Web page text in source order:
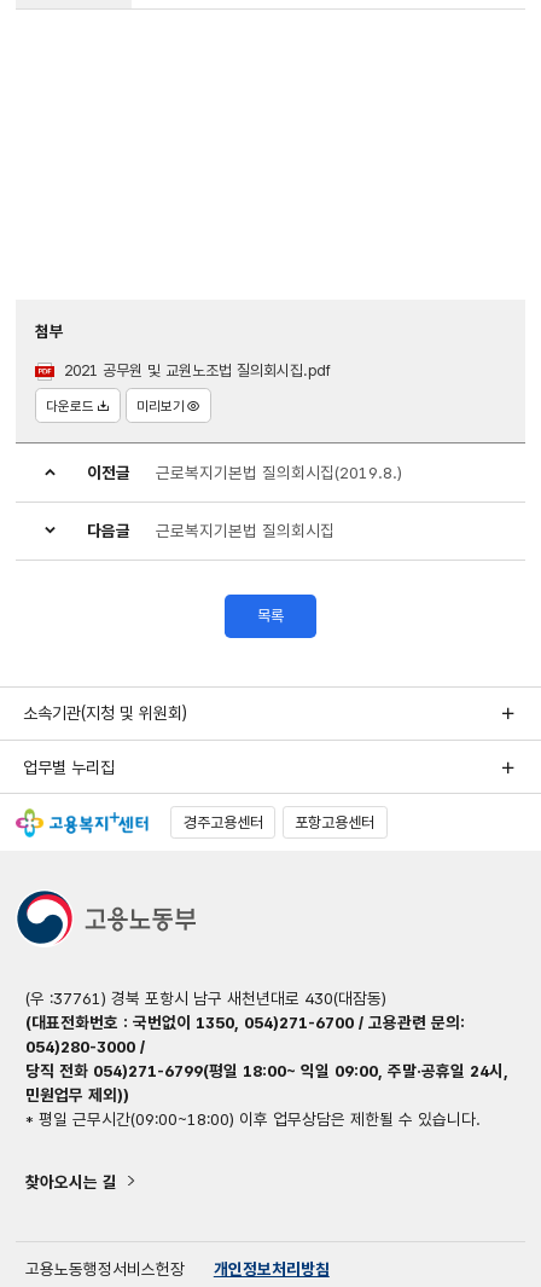
첨부
2021 공무원 및 교원노조법 질의회시집.pdf
다운로드 미리보기
이전글 근로복지기본법 질의회시집(2019.8.)
다음글 근로복지기본법 질의회시집
목록
소속기관(지청 및 위원회)
업무별 누리집
경주고용센터 포항고용센터
(우 :37761) 경북 포항시 남구 새천년대로 430(대잠동)
(대표전화번호 : 국번없이 1350, 054)271-6700 / 고용관련 문의:
054)280-3000 /
당직 전화 054)271-6799(평일 18:00~ 익일 09:00, 주말·공휴일 24시,
민원업무 제외))
* 평일 근무시간(09:00~18:00) 이후 업무상담은 제한될 수 있습니다.
찾아오시는 길
고용노동행정서비스헌장 개인정보처리방침